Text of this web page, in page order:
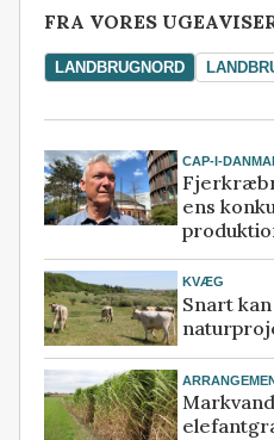
FRA VORES
LANDBRUGNORD
CAP-I-
ens
KVÆG
Snart